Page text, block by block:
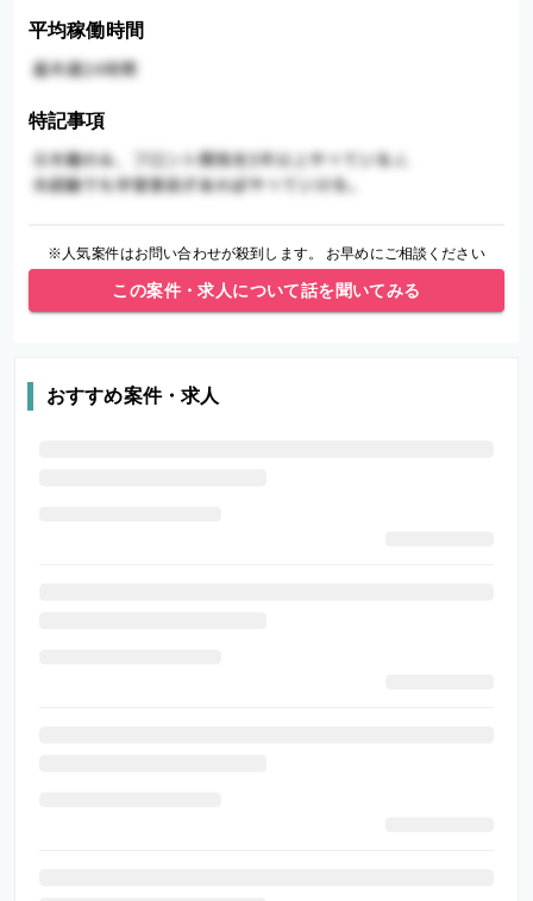
平均稼働時間
特記事項
※人気案件はお問い合わせが殺到します。 お早めにご相談ください
この案件・求人について話を聞いてみる
おすすめ案件・求人